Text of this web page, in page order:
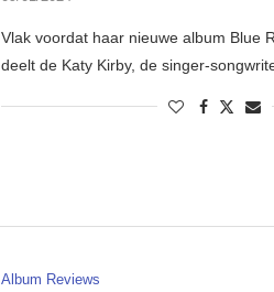
Vlak voordat haar nieuwe album Blue
deelt de Katy Kirby, de singer-
Album Reviews